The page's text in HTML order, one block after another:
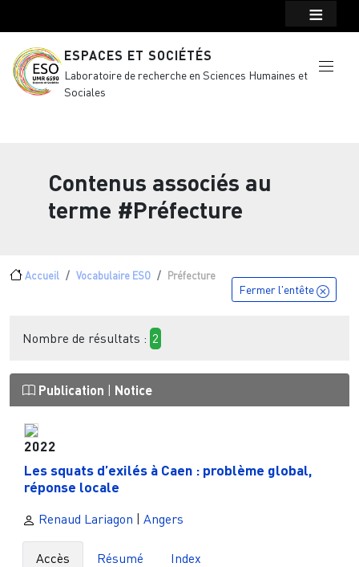
ESPACES ET SOCIÉTÉS
Laboratoire de recherche en Sciences Humaines et
Sociales
Contenus associés au
terme #Préfecture
Fil d'Ariane
Accueil Vocabulaire ESO Préfecture
Fermer l'entête
Nombre de résultats : 2
Publication Notice
2022
Les squats d’exilés à Caen : problème global,
réponse locale
Renaud Lariagon Angers
Accès Résumé Index